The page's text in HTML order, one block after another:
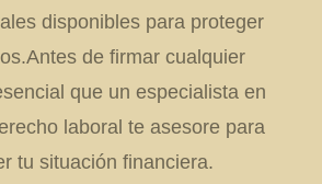
disponibles para proteger
Antes de firmar cualquier
que un especialista en
laboral te asesore para
tu situación financiera.